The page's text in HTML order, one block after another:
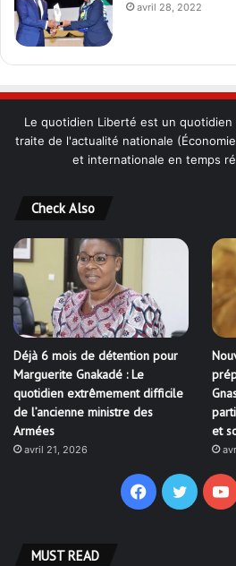
avril 28, 2022
Le quotidien Liberté est un
traite de l'actualité nationale
et internationale en temps
Check Also
Déjà 6 mois de détention pour
Marguerite Gnakadé : Le
quotidien extrêmement difficile
de l’ancienne ministre des
Armées
avril 21, 2026
et
Facebook
MUST READ